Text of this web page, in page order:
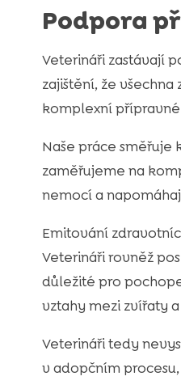
Podpora
Veterináři zastávají
zajištění, že
komplexní
Naše práce směřuje
zaměřujeme na
nemocí a
Emitování
Veterináři rovněž
důležité pro
vztahy mezi zvířaty
Veterináři tedy
v adopčním